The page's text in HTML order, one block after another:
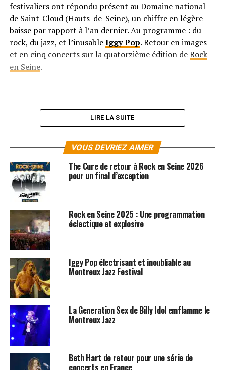
festivaliers ont répondu présent au Domaine national
de Saint-Cloud (Hauts-de-Seine), un chiffre en légère
baisse par rapport à l’an dernier. Au programme : du
rock, du jazz, et l’inusableIggy Pop. Retour en images
et en cinq concerts sur la quatorzième édition deRock
en Seine.
LIRE LA SUITE
VOUS DEVRIEZ AIMER
The Cure de retour à Rock en Seine 2026
pour un final d’exception
Rock en Seine 2025 : Une programmation
éclectique et explosive
Iggy Pop électrisant et inoubliable au
Montreux Jazz Festival
La Generation Sex de Billy Idol emflamme le
Montreux Jazz
Beth Hart de retour pour une série de
concerts en France